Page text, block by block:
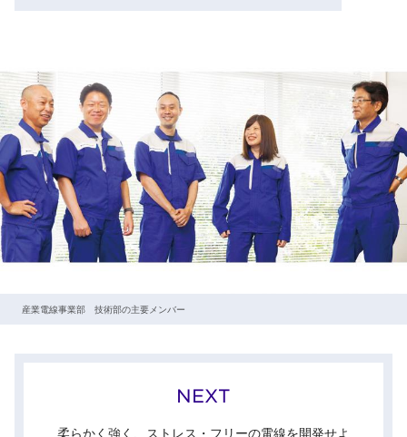
産業電線事業部 技術部の主要メンバー
NEXT
柔らかく強く、ストレス・フリーの電線を開発せよ